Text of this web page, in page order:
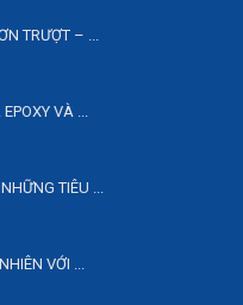
TRƯỢT – ...
VÀ ...
TIÊU ...
VỚI ...